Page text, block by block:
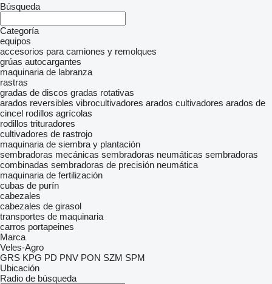
Búsqueda
Categoría
equipos
accesorios para camiones y remolques
grúas autocargantes
maquinaria de labranza
rastras
gradas de discos gradas rotativas
arados reversibles vibrocultivadores arados cultivadores arados de
cincel rodillos agrícolas
rodillos trituradores
cultivadores de rastrojo
maquinaria de siembra y plantación
sembradoras mecánicas sembradoras neumáticas sembradoras
combinadas sembradoras de precisión neumática
maquinaria de fertilización
cubas de purín
cabezales
cabezales de girasol
transportes de maquinaria
carros portapeines
Marca
Veles-Agro
GRS KPG PD PNV PON SZM SPM
Ubicación
Radio de búsqueda